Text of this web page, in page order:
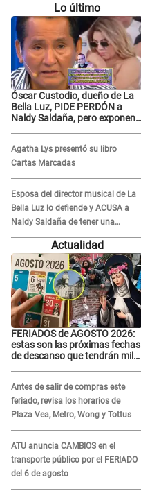
Lo último
Óscar Custodio, dueño de La
Bella Luz, PIDE PERDÓN a
Naldy Saldaña, pero exponen
grabar"
Agatha Lys presentó su libro
Cartas Marcadas
Esposa del director musical de La
Bella Luz lo defiende y ACUSA a
Naldy Saldaña de tener una
relación con él y otros integrantes
Actualidad
FERIADOS de AGOSTO 2026:
estas son las próximas fechas
de descanso que tendrán miles
Antes de salir de compras este
feriado, revisa los horarios de
Plaza Vea, Metro, Wong y Tottus
ATU anuncia CAMBIOS en el
transporte público por el FERIADO
del 6 de agosto